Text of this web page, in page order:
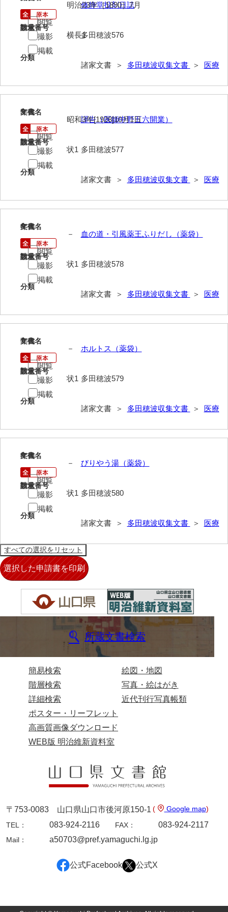
岩崎家文書（鹿野町）
上田家文書（横浜市）
上松氏収集文書
氏本家文書
内田家文書（防府市）
内海家文書
宇野家文書
浦家文書
江浪家文書
惠本家文書
恵良宏収集文書
大谷家文書
大中家文書
大中家文書（神奈川県）
大野毛利家文書
大村益次郎文書
岡家文書（福栄村）
岡家文書（周南市）
岡田家文書（徳地町）
岡田家文書（萩市）
岡田学収集史料
岡本家文書（島根県）
小川家文書
小川五郎収集史料
尾崎家文書（防府市）
小沢家文書（阿東町）
小沢太郎文書
小田家文書（山口市吉敷）
小田家文書（柳井市和田）
小野家文書
修静堂投剤日誌
請求番号
多田穂波576
分類
諸家文書 ＞ 多田穂波収集文書 ＞ 医療
明治23年［1890］7月
数量
横長1
閲覧
撮影
掲載
5
文書名
謹告（医師中野五六開業）
請求番号
多田穂波577
分類
諸家文書 ＞ 多田穂波収集文書 ＞ 医療
年代
昭和3年[1928]10月1日
数量
状1
閲覧
撮影
掲載
6
文書名
血の道・引風薬王ふりだし（薬袋）
請求番号
多田穂波578
分類
諸家文書 ＞ 多田穂波収集文書 ＞ 医療
年代
－
数量
状1
閲覧
撮影
掲載
7
文書名
ホルトス（薬袋）
請求番号
多田穂波579
分類
諸家文書 ＞ 多田穂波収集文書 ＞ 医療
年代
－
数量
状1
閲覧
撮影
掲載
8
文書名
びりやう湯（薬袋）
請求番号
多田穂波580
分類
諸家文書 ＞ 多田穂波収集文書 ＞ 医療
年代
－
数量
状1
閲覧
撮影
掲載
所蔵文書検索
簡易検索
階層検索
詳細検索
絵図・地図
写真・絵はがき
近代刊行写真帳類
ポスター・リーフレット
高画質画像ダウンロード
WEB版 明治維新資料室
〒753-0083 山口県山口市後河原150-1 ( Google map)
TEL：
083-924-2116 FAX： 083-924-2117
Mail： a50703@pref.yamaguchi.lg.jp
公式Facebook 公式X